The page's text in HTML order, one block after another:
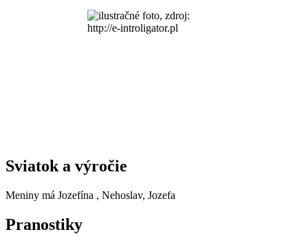
Sviatok a výročie
Meniny má Jozefína , Nehoslav, Jozefa
Pranostiky